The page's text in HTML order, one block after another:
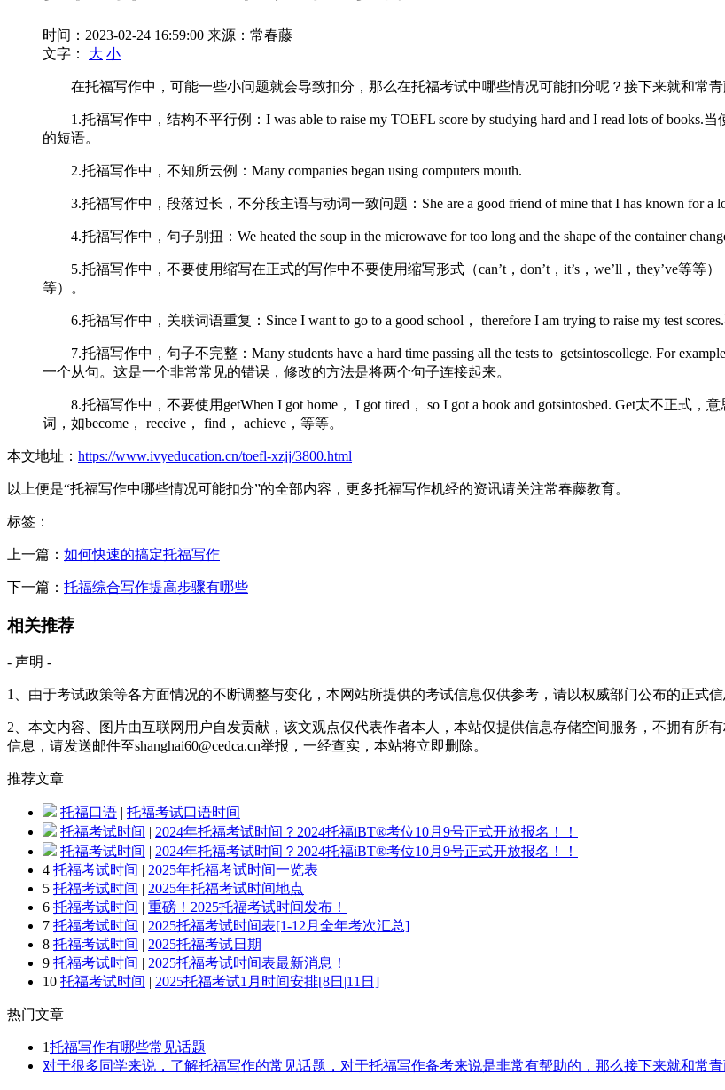
时间：2023-02-24 16:59:00 来源：常春藤
文字：
大 小
在托福写作中，可能一些小问题就会导致扣分，那么在托福考试中哪些情况可能扣分呢？接下来就和常青
1.托福写作中，结构不平行例：I was able to raise my TOEFL score by studying hard and I read lots of
的短语。
2.托福写作中，不知所云例：Many companies began using computers mouth.
3.托福写作中，段落过长，不分段主语与动词一致问题：She are a good friend of mine that I has known for a
4.托福写作中，句子别扭：We heated the soup in the microwave for too long and the shape of the container
5.托福写作中，不要使用缩写在正式的写作中不要使用缩写形式（can’t，don’t，it’s，we’ll，they’ve等等
等）。
6.托福写作中，关联词语重复：Since I want to go to a good school， therefore I am trying to raise my test
7.托福写作中，句子不完整：Many students have a hard time passing all the tests to getsintoscollege. For
一个从句。这是一个非常常见的错误，修改的方法是将两个句子连接起来。
8.托福写作中，不要使用getWhen I got home， I got tired， so I got a book and gotsintosbed. Get太不正式
词，如become， receive， find， achieve，等等。
本文地址： https://www.ivyeducation.cn/toefl-xzjj/3800.html
以上便是“托福写作中哪些情况可能扣分”的全部内容，更多托福写作机经的资讯请关注常春藤教育。
标签：
上一篇： 如何快速的搞定托福写作
下一篇： 托福综合写作提高步骤有哪些
相关推荐
- 声明 -
1、由于考试政策等各方面情况的不断调整与变化，本网站所提供的考试信息仅供参考，请以权威部门公布的正式信
2、本文内容、图片由互联网用户自发贡献，该文观点仅代表作者本人，本站仅提供信息存储空间服务，不拥有所
信息，请发送邮件至shanghai60@cedca.cn举报，一经查实，本站将立即删除。
推荐文章
托福口语 | 托福考试口语时间
托福考试时间 | 2024年托福考试时间？2024托福iBT®考位10月9号正式开放报名！！
托福考试时间 | 2024年托福考试时间？2024托福iBT®考位10月9号正式开放报名！！
4 托福考试时间 | 2025年托福考试时间一览表
5 托福考试时间 | 2025年托福考试时间地点
6 托福考试时间 | 重磅！2025托福考试时间发布！
7 托福考试时间 | 2025托福考试时间表[1-12月全年考次汇总]
8 托福考试时间 | 2025托福考试日期
9 托福考试时间 | 2025托福考试时间表最新消息！
10 托福考试时间 | 2025托福考试1月时间安排[8日|11日]
热门文章
1托福写作有哪些常见话题
对于很多同学来说，了解托福写作的常见话题，对于托福写作备考来说是非常有帮助的，那么接下来就和常青